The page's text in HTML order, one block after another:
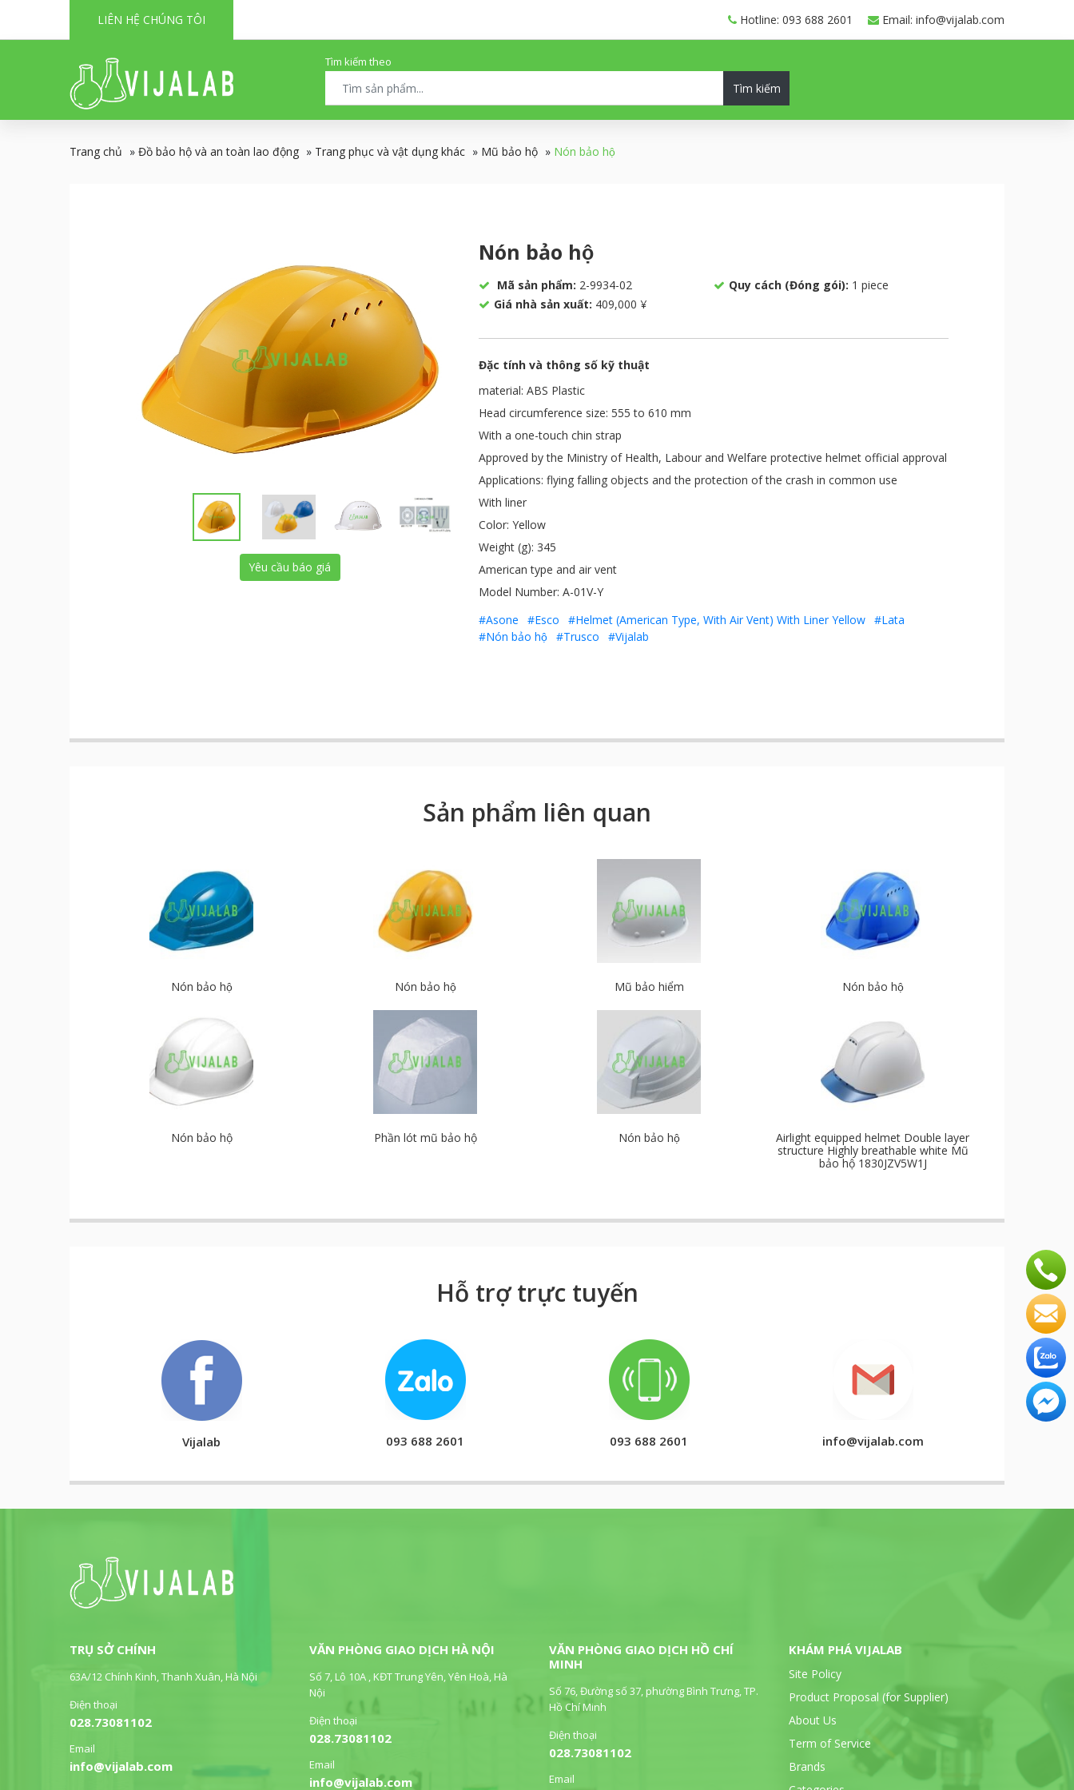
LIÊN HỆ CHÚNG TÔI Hotline: 093 688 2601 Email: info@vijalab.com
Tìm kiếm theo
Tìm kiếm
Trang chủ » Đồ bảo hộ và an toàn lao động » Trang phục và vật dụng khác » Mũ bảo hộ » Nón bảo hộ
Yêu cầu báo giá
Nón bảo hộ
Mã sản phẩm: 2-9934-02 Quy cách (Đóng gói): 1 piece
Giá nhà sản xuất: 409,000 ¥
Đặc tính và thông số kỹ thuật
material: ABS Plastic
Head circumference size: 555 to 610 mm
With a one-touch chin strap
Approved by the Ministry of Health, Labour and Welfare protective helmet official approval
Applications: flying falling objects and the protection of the crash in common use
With liner
Color: Yellow
Weight (g): 345
American type and air vent
Model Number: A-01V-Y
#Asone
#Esco #Helmet (American Type, With Air Vent) With Liner Yellow #Lata
#Nón bảo hộ #Trusco #Vijalab
Sản phẩm liên quan
Nón bảo hộ Nón bảo hộ Mũ bảo hiểm Nón bảo hộ
Nón bảo hộ Phần lót mũ bảo hộ Nón bảo hộ
Airlight equipped helmet Double layer
structure Highly breathable white Mũ
bảo hộ 1830JZV5W1J
Hỗ trợ trực tuyến
Vijalab 093 688 2601 093 688 2601 info@vijalab.com
TRỤ SỞ CHÍNH
63A/12 Chính Kinh, Thanh Xuân, Hà Nội
Điện thoại
028.73081102
Email
info@vijalab.com
VĂN PHÒNG GIAO DỊCH HÀ NỘI
Số 7, Lô 10A , KĐT Trung Yên, Yên Hoà, Hà
Nội
Điện thoại
028.73081102
Email
info@vijalab.com
VĂN PHÒNG GIAO DỊCH HỒ CHÍ
MINH
Số 76, Đường số 37, phường Bình Trưng, TP.
Hồ Chí Minh
Điện thoại
028.73081102
Email
KHÁM PHÁ VIJALAB
Site Policy
Product Proposal (for Supplier)
About Us
Term of Service
Brands